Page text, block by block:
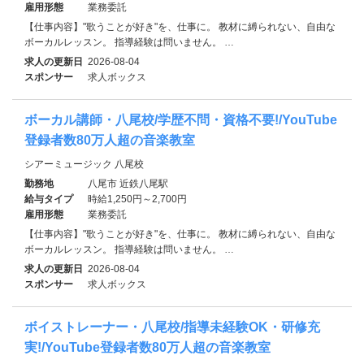
雇用形態
業務委託
【仕事内容】"歌うことが好き"を、仕事に。 教材に縛られない、自由な
ボーカルレッスン。 指導経験は問いません。 …
求人の更新日 2026-08-04
スポンサー
求人ボックス
ボーカル講師・八尾校/学歴不問・資格不要!/YouTube
登録者数80万人超の音楽教室
シアーミュージック 八尾校
勤務地
八尾市 近鉄八尾駅
給与タイプ
時給1,250円～2,700円
雇用形態
業務委託
【仕事内容】"歌うことが好き"を、仕事に。 教材に縛られない、自由な
ボーカルレッスン。 指導経験は問いません。 …
求人の更新日 2026-08-04
スポンサー
求人ボックス
ボイストレーナー・八尾校/指導未経験OK・研修充
実!/YouTube登録者数80万人超の音楽教室